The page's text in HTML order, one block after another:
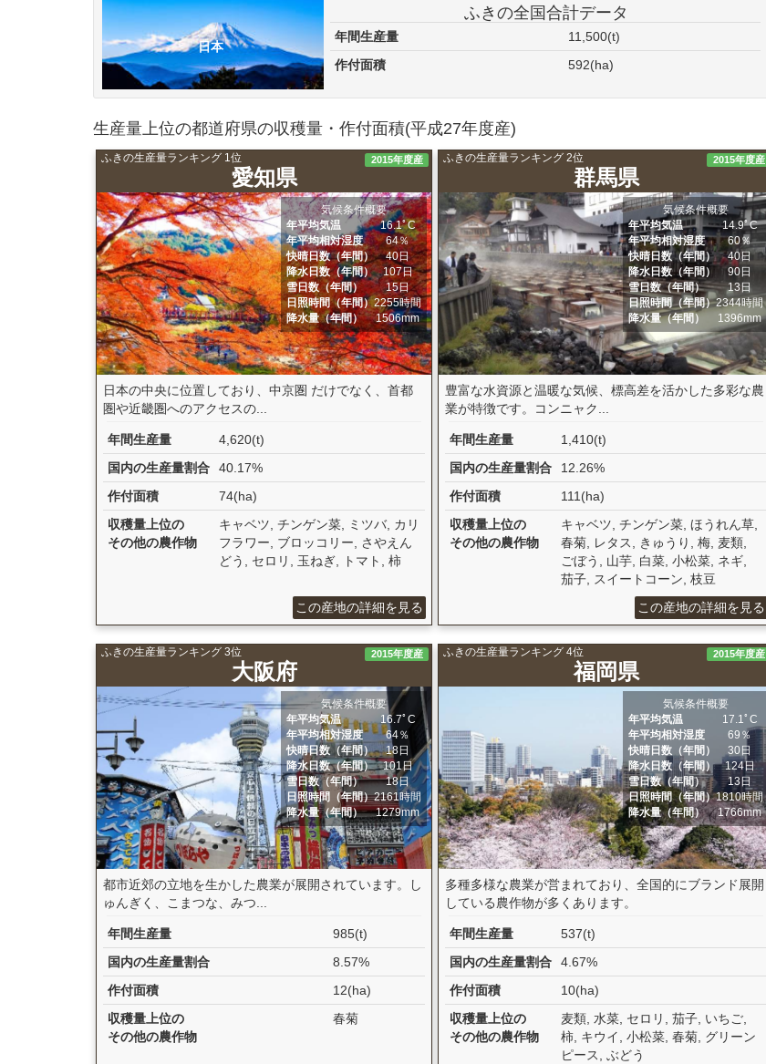
日本
ふきの全国合計データ
年間生産量
11,500(t)
作付面積
592(ha)
生産量上位の都道府県の収穫量・作付面積(平成27年度産)
ふきの生産量ランキング 1位
愛知県
2015年度産
気候条件概要
年平均気温
16.1ﾟC
年平均相対湿度
64％
快晴日数（年間）
40日
降水日数（年間）
107日
雪日数（年間）
15日
日照時間（年間）2255時間
降水量（年間）
1506mm
日本の中央に位置しており、中京圏 だけでなく、首都
圏や近畿圏へのアクセスの...
年間生産量
4,620(t)
国内の生産量割合
40.17%
作付面積
74(ha)
収穫量上位の
その他の農作物
キャベツ, チンゲン菜, ミツバ, カリ
フラワー, ブロッコリー, さやえん
どう, セロリ, 玉ねぎ, トマト, 柿
この産地の詳細を見る
ふきの生産量ランキング 2位
群馬県
2015年度産
気候条件概要
年平均気温
14.9ﾟC
年平均相対湿度
60％
快晴日数（年間）
40日
降水日数（年間）
90日
雪日数（年間）
13日
日照時間（年間）2344時間
降水量（年間）
1396mm
豊富な水資源と温暖な気候、標高差を活かした多彩な農
業が特徴です。コンニャク...
年間生産量
1,410(t)
国内の生産量割合
12.26%
作付面積
111(ha)
収穫量上位の
その他の農作物
キャベツ, チンゲン菜, ほうれん草,
春菊, レタス, きゅうり, 梅, 麦類,
ごぼう, 山芋, 白菜, 小松菜, ネギ,
茄子, スイートコーン, 枝豆
この産地の詳細を見る
ふきの生産量ランキング 3位
大阪府
2015年度産
気候条件概要
年平均気温
16.7ﾟC
年平均相対湿度
64％
快晴日数（年間）
18日
降水日数（年間）
101日
雪日数（年間）
18日
日照時間（年間）2161時間
降水量（年間）
1279mm
都市近郊の立地を生かした農業が展開されています。し
ゅんぎく、こまつな、みつ...
年間生産量
985(t)
国内の生産量割合
8.57%
作付面積
12(ha)
収穫量上位の
その他の農作物
春菊
ふきの生産量ランキング 4位
福岡県
2015年度産
気候条件概要
年平均気温
17.1ﾟC
年平均相対湿度
69％
快晴日数（年間）
30日
降水日数（年間）
124日
雪日数（年間）
13日
日照時間（年間）1810時間
降水量（年間）
1766mm
多種多様な農業が営まれており、全国的にブランド展開
している農作物が多くあります。
年間生産量
537(t)
国内の生産量割合
4.67%
作付面積
10(ha)
収穫量上位の
その他の農作物
麦類, 水菜, セロリ, 茄子, いちご,
柿, キウイ, 小松菜, 春菊, グリーン
ピース, ぶどう